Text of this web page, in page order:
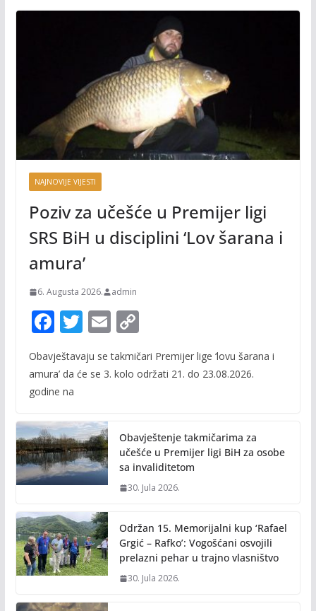
NAJNOVIJE VIJESTI
Poziv za učešće u Premijer ligi
SRS BiH u disciplini ‘Lov šarana i
amura’
6. Augusta 2026. admin
F
ac
e
b
o
k
T
itt
E
m
ai
C
o
p
n
k
Obavještavaju se takmičari Premijer lige ‘lovu šarana i
amura’ da će se 3. kolo održati 21. do 23.08.2026.
godine na
Obavještenje takmičarima za
učešće u Premijer ligi BiH za osobe
sa invaliditetom
30. Jula 2026.
Održan 15. Memorijalni kup ‘Rafael
Grgić – Rafko’: Vogošćani osvojili
prelazni pehar u trajno vlasništvo
30. Jula 2026.